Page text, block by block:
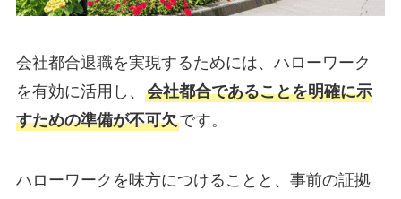
会社都合退職を実現するためには、ハローワーク
を有効に活用し、 会社都合であることを明確に示
すための準備が不可欠です。
ハローワークを味方につけることと、事前の証拠